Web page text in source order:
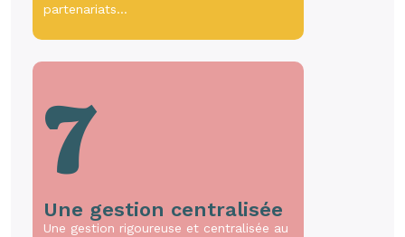
partenariats…
7
Une gestion centralisée
Une gestion rigoureuse et centralisée au